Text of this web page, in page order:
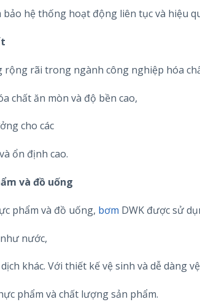
hệ thống hoạt động liên tục và hiệu
rộng rãi trong ngành công nghiệp hóa
chất ăn mòn và độ bền cao,
cho các
ổn định cao.
và đồ uống
phẩm và đồ uống, bơm DWK được sử
nước,
khác. Với thiết kế vệ sinh và dễ dàng
phẩm và chất lượng sản phẩm.